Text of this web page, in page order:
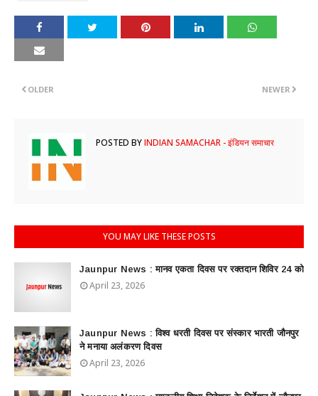
NEWER
OLDER
POSTED BYINDIAN SAMACHAR - इंडियन समाचार
YOU MAY LIKE THESE POSTS
Jaunpur News : ​मानव एकता दिवस पर रक्तदान शिविर 24 को
April 23, 2026
Jaunpur News : विश्व धरती दिवस पर संस्कार भारती जौनपुर
ने मनाया अलंकरण दिवस
April 23, 2026